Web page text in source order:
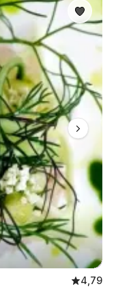
4,79